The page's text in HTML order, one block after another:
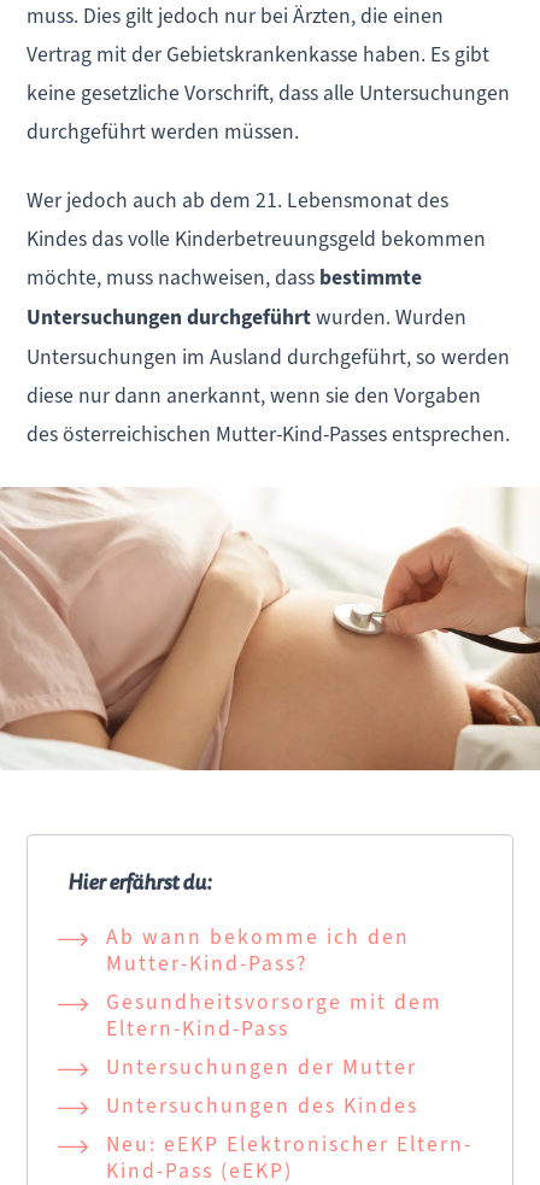
muss. Dies gilt jedoch nur bei Ärzten, die einen
Vertrag mit der Gebietskrankenkasse haben. Es gibt
keine gesetzliche Vorschrift, dass alle Untersuchungen
durchgeführt werden müssen.
Wer jedoch auch ab dem 21. Lebensmonat des
Kindes das volle Kinderbetreuungsgeld bekommen
möchte, muss nachweisen, dass bestimmte
Untersuchungen durchgeführtwurden. Wurden
Untersuchungen im Ausland durchgeführt, so werden
diese nur dann anerkannt, wenn sie den Vorgaben
des österreichischen Mutter-Kind-Passes entsprechen.
Hier erfährst du:
Navigation überspringen
Ab wann bekomme ich den
Mutter-Kind-Pass?
Gesundheitsvorsorge mit dem
Eltern-Kind-Pass
Untersuchungen der Mutter
Untersuchungen des Kindes
Neu: eEKP Elektronischer Eltern-
Kind-Pass (eEKP)